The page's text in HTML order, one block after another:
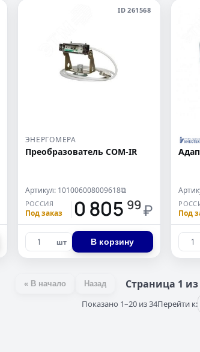
ID 261568
ЭНЕРГОМЕРА
Преобразователь COM-IR
Артикул: 101006008009618⧉
РОССИЯ
Под заказ10 805 99₽
шт В корзину
Под
« В начало Назад Страница 1 из
Показано 1–20 из 34Перейти к: